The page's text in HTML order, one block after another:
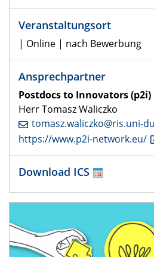
Veranstaltungsort
| Online | nach Bewerbung
Ansprechpartner
Postdocs to Innovators (p2i)
Herr Tomasz Waliczko
tomasz.waliczko@ris.uni-
https://www.p2i-network.eu/
Download ICS